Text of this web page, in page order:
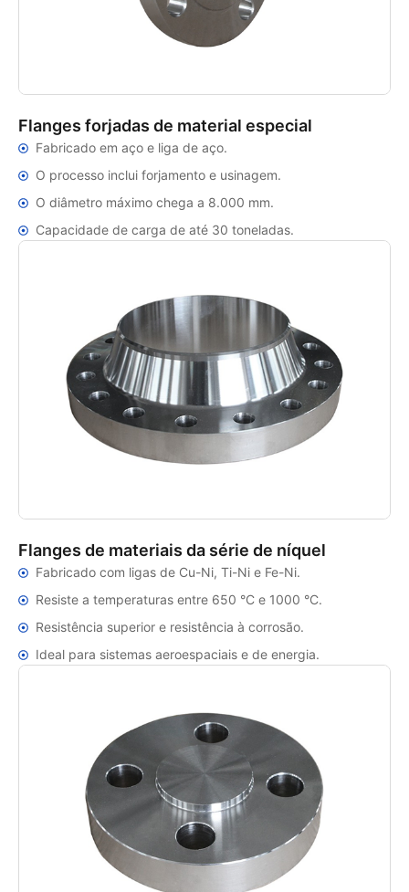
Flanges forjadas de material especial
Fabricado em aço e liga de aço.
O processo inclui forjamento e usinagem.
O diâmetro máximo chega a 8.000 mm.
Capacidade de carga de até 30 toneladas.
Flanges de materiais da série de níquel
Fabricado com ligas de Cu-Ni, Ti-Ni e Fe-Ni.
Resiste a temperaturas entre 650 °C e 1000 °C.
Resistência superior e resistência à corrosão.
Ideal para sistemas aeroespaciais e de energia.